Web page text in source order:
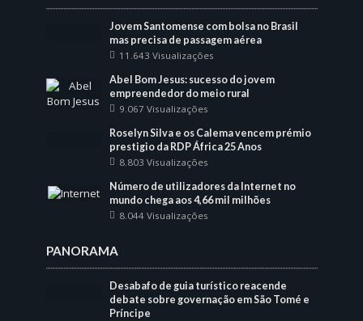
Jovem Santomense com bolsa no Brasil
mas precisa de passagem aérea
11.643 Visualizações
Abel Bom Jesus: sucesso do jovem
empreendedor do meio rural
9.067 Visualizações
Roselyn Silva e os Calema vencem prémio
prestigio da RDP África 25 Anos
8.803 Visualizações
Número de utilizadores da Internet no
mundo chega aos 4,66 mil milhões
8.044 Visualizações
PANORAMA
Desabafo de guia turístico reacende
debate sobre governação em São Tomé e
Príncipe